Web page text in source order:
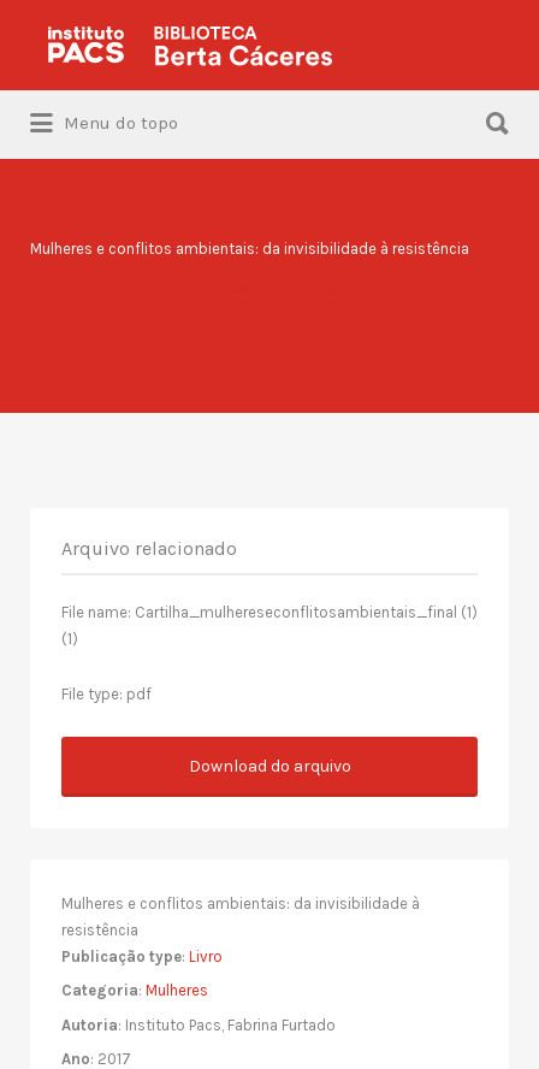
Procurar:
Menu do topo
Mulheres e conflitos ambientais: da invisibilidade à resistência
Arquivo relacionado
File name: Cartilha_mulhereseconflitosambientais_final (1)
(1)
File type: pdf
Download do arquivo
Mulheres e conflitos ambientais: da invisibilidade à
resistência
Publicação type: Livro
Categoria: Mulheres
Autoria: Instituto Pacs, Fabrina Furtado
Ano: 2017